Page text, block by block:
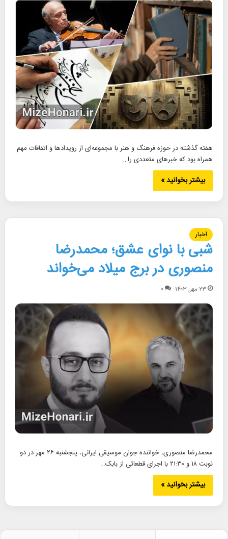
هفته گذشته در حوزه فرهنگ و هنر با مجموعه‌ای از رویدادها و اتفاقات مهم
همراه بود که خبرهای متعددی را…
بیشتر بخوانید »
اخبار
شبی با نوای عشق؛ محمدرضا
منصوری در برج میلاد می‌خواند
۲۳ مهر, ۱۴۰۳ ۰
محمدرضا منصوری، خواننده جوان موسیقی ایرانی، پنجشنبه ۲۶ مهر در دو
نوبت ۱۸ و ۲۱:۳۰ با اجرای قطعاتی از بابک…
بیشتر بخوانید »